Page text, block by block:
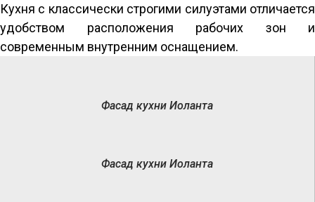
Кухня с классически строгими силуэтами отличается
удобством расположения рабочих зон и
современным внутренним оснащением.
Фасад кухни Иоланта
Фасад кухни Иоланта